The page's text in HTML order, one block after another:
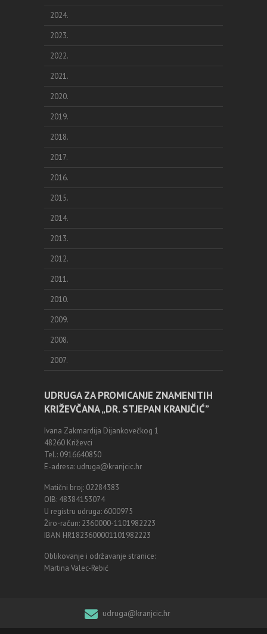
2024.
2023.
2022.
2021.
2020.
2019.
2018.
2017.
2016.
2015.
2014.
2013.
2012.
2011.
2010.
2009.
2008.
2007.
UDRUGA ZA PROMICANJE ZNAMENITIH
KRIŽEVČANA „DR. STJEPAN KRANJČIĆ”
Ivana Zakmardija Dijankovečkog 1
48260 Križevci
Tel.: 0916640850
E-adresa: udruga@kranjcic.hr
Matični broj: 02284383
OIB: 48384153074
U registru udruga: 6000975
Žiro-račun: 2360000-1101982223
IBAN HR1823600001101982223
Oblikovanje i održavanje stranice:
Martina Valec-Rebić
udruga@kranjcic.hr